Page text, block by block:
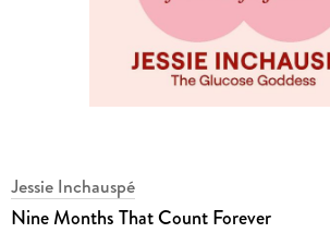
Jessie Inchauspé
Nine Months That Count Forever